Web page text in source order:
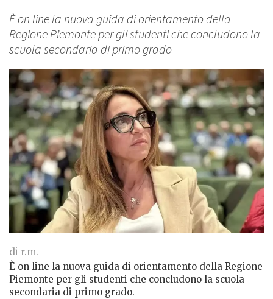
È on line la nuova guida di orientamento della
Regione Piemonte per gli studenti che concludono la
scuola secondaria di primo grado
di r.m.
È on line la nuova guida di orientamento della Regione
Piemonte per gli studenti che concludono la scuola
secondaria di primo grado.